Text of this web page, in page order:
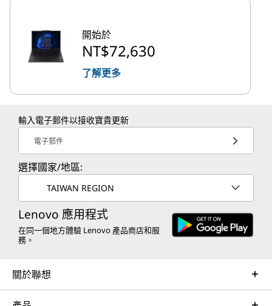
開始於
NT$72,630
了解更多
輸入電子郵件以接收寶貴更新
電子郵件
選擇國家/地區:
TAIWAN REGION
Lenovo 應用程式
在同一個地方體驗 Lenovo 產品商店和服
務。
關於聯想